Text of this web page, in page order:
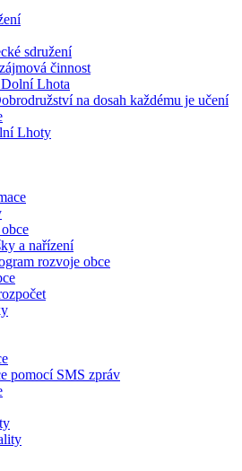
sdružení
činnost
Lhota
na dosah každému je učení
Lhoty
a nařízení
rozvoje obce
pomocí SMS zpráv